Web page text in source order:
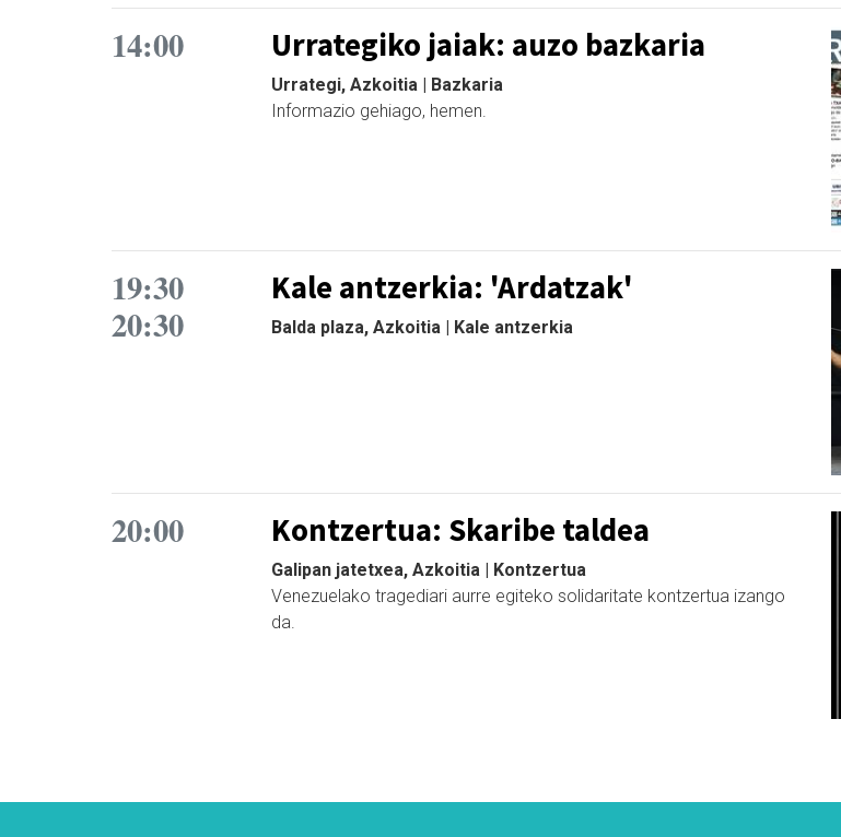
14:00 Urrategiko jaiak: auzo bazkaria
Urrategi, Azkoitia | Bazkaria
Informazio gehiago, hemen.
19:30
20:30
Kale antzerkia: 'Ardatzak'
Balda plaza, Azkoitia | Kale antzerkia
20:00 Kontzertua: Skaribe taldea
Galipan jatetxea, Azkoitia | Kontzertua
Venezuelako tragediari aurre egiteko solidaritate kontzertua izango
da.